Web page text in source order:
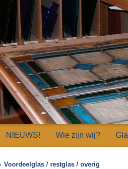
NIEUWS! Wie zijn wij?
Voordeelglas / restglas / overig